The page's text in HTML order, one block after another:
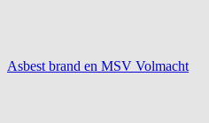
Asbest brand en MSV Volmacht